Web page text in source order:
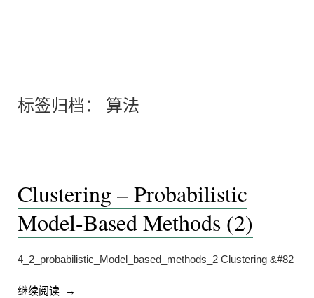
标签归档： 算法
Clustering – Probabilistic
Model-Based Methods (2)
4_2_probabilistic_Model_based_methods_2 Clustering &#82
继续阅读“Clustering